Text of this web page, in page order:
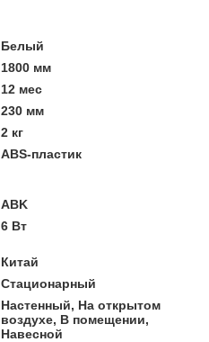
Белый
1800 мм
12 мес
230 мм
2 кг
ABS-пластик
ABK
6 Вт
Китай
Стационарный
Настенный, На открытом
воздухе, В помещении,
Навесной